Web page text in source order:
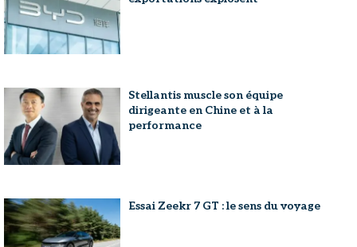
Stellantis muscle son équipe
dirigeante en Chine et à la
performance
Essai Zeekr 7 GT : le sens du voyage